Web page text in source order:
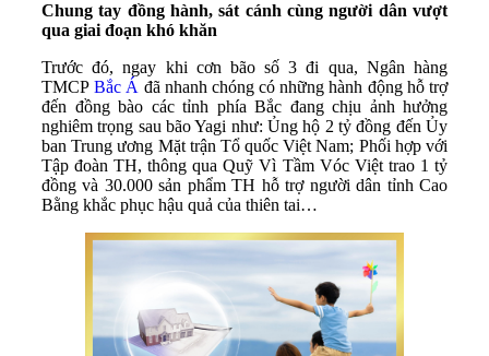
Chung tay đồng hành, sát cánh cùng người dân vượt
qua giai đoạn khó khăn
Trước đó, ngay khi cơn bão số 3 đi qua, Ngân hàng
TMCPBắc Á đã nhanh chóng có những hành động hỗ trợ
đến đồng bào các tỉnh phía Bắc đang chịu ảnh hưởng
nghiêm trọng sau bão Yagi như: Ủng hộ 2 tỷ đồng đến Ủy
ban Trung ương Mặt trận Tổ quốc Việt Nam; Phối hợp với
Tập đoàn TH, thông qua Quỹ Vì Tầm Vóc Việt trao 1 tỷ
đồng và 30.000 sản phẩm TH hỗ trợ người dân tỉnh Cao
Bằng khắc phục hậu quả của thiên tai…